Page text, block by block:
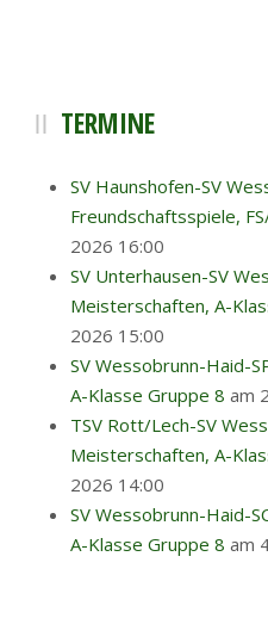
TERMINE
SV Haunshofen-SV
Freundschaftsspiele,
2026 16:00
SV Unterhausen-SV
Meisterschaften, A-
2026 15:00
SV Wessobrunn-Haid-
A-Klasse Gruppe 8 am
TSV Rott/Lech-SV
Meisterschaften, A-
2026 14:00
SV Wessobrunn-Haid-
A-Klasse Gruppe 8 am